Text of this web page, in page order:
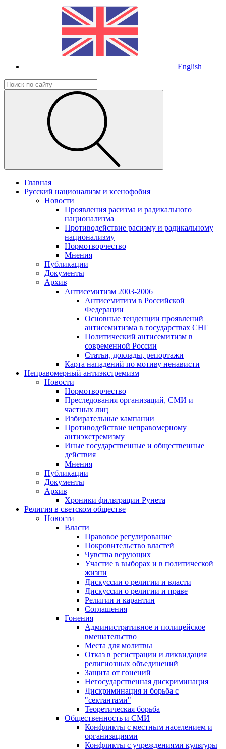
English
Главная
Русский национализм и ксенофобия
Новости
Проявления расизма и радикального
национализма
Противодействие расизму и радикальному
национализму
Нормотворчество
Мнения
Публикации
Документы
Архив
Антисемитизм 2003-2006
Антисемитизм в Российской
Федерации
Основные тенденции проявлений
антисемитизма в государствах СНГ
Политический антисемитизм в
современной России
Статьи, доклады, репортажи
Карта нападений по мотиву ненависти
Неправомерный антиэкстремизм
Новости
Нормотворчество
Преследования организаций, СМИ и
частных лиц
Избирательные кампании
Противодействие неправомерному
антиэкстремизму
Иные государственные и общественные
действия
Мнения
Публикации
Документы
Архив
Хроники фильтрации Рунета
Религия в светском обществе
Новости
Власти
Правовое регулирование
Покровительство властей
Чувства верующих
Участие в выборах и в политической
жизни
Дискуссии о религии и власти
Дискуссии о религии и праве
Религии и карантин
Соглашения
Гонения
Административное и полицейское
вмешательство
Места для молитвы
Отказ в регистрации и ликвидация
религиозных объединений
Защита от гонений
Негосударственная дискриминация
Дискриминация и борьба с
"сектантами"
Теоретическая борьба
Общественность и СМИ
Конфликты с местным населением и
организациями
Конфликты с учреждениями культуры